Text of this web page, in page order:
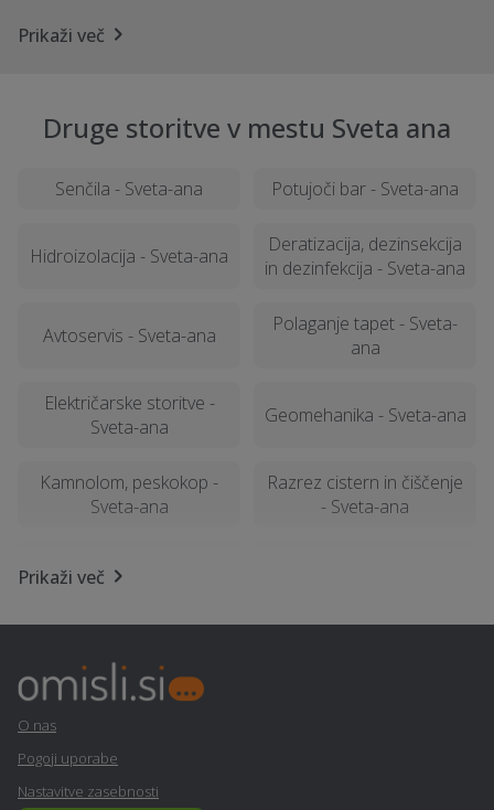
Prikaži več
Druge storitve v mestu Sveta ana
Senčila - Sveta-ana Potujoči bar - Sveta-ana
Hidroizolacija - Sveta-ana
Deratizacija, dezinsekcija
in dezinfekcija - Sveta-ana
Avtoservis - Sveta-ana
Polaganje tapet - Sveta-
ana
Električarske storitve -
Sveta-ana
Geomehanika - Sveta-ana
Kamnolom, peskokop -
Sveta-ana
Razrez cistern in čiščenje
- Sveta-ana
- Sveta-ana
Sveta-ana
Sanacija balkonov in teras
Prikaži več
O nas
Pogoji uporabe
Nastavitve zasebnosti